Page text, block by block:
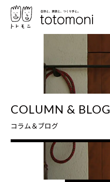
COLUMN & BLOG
コラム＆ブログ